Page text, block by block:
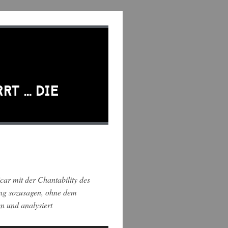
… DIE
mit der Chantability des
sozusagen, ohne dem
und analysiert